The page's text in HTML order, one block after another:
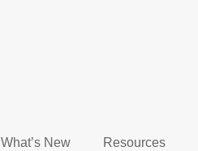
What’s New Resources